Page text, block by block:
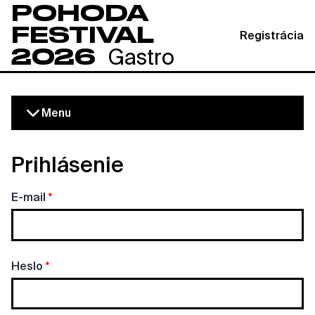
POHODA
FESTIVAL
2026 Gastro
Registrácia
Menu
Prihlásenie
E-mail
Heslo